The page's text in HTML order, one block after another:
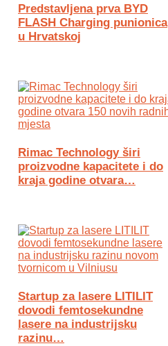
Predstavljena prva BYD
FLASH Charging punionica
u Hrvatskoj
Rimac Technology širi
proizvodne kapacitete i do
kraja godine otvara…
Startup za lasere LITILIT
dovodi femtosekundne
lasere na industrijsku
razinu…